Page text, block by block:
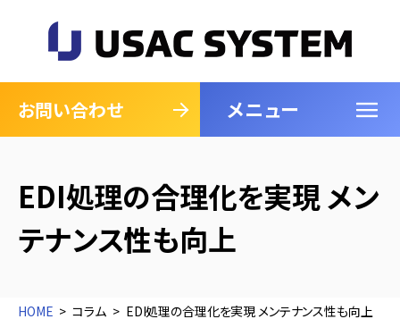
お問い合わせ メニュー
閉じる
EDI処理の合理化を実現 メン
テナンス性も向上
HOME コラム EDI処理の合理化を実現 メンテナンス性も向上